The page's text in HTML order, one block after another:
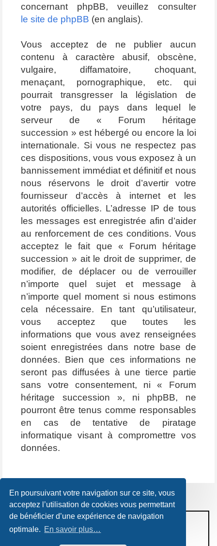
En poursuivant votre navigation sur ce site, vous
acceptez l’utilisation de cookies vous permettant
de bénéficier d’une expérience de navigation
optimale. En savoir plus…
concernant phpBB, veuillez consulter
le site de phpBB (en anglais).
Vous acceptez de ne publier aucun
contenu à caractère abusif, obscène,
vulgaire, diffamatoire, choquant,
menaçant, pornographique, etc. qui
pourrait transgresser la législation de
votre pays, du pays dans lequel le
serveur de « Forum héritage
succession » est hébergé ou encore la loi
internationale. Si vous ne respectez pas
ces dispositions, vous vous exposez à un
bannissement immédiat et définitif et nous
nous réservons le droit d’avertir votre
fournisseur d’accès à internet et les
autorités officielles. L’adresse IP de tous
les messages est enregistrée afin d’aider
au renforcement de ces conditions. Vous
acceptez le fait que « Forum héritage
succession » ait le droit de supprimer, de
modifier, de déplacer ou de verrouiller
n’importe quel sujet et message à
n’importe quel moment si nous estimons
cela nécessaire. En tant qu’utilisateur,
vous acceptez que toutes les
informations que vous avez renseignées
soient enregistrées dans notre base de
données. Bien que ces informations ne
seront pas diffusées à une tierce partie
sans votre consentement, ni « Forum
héritage succession », ni phpBB, ne
pourront être tenus comme responsables
en cas de tentative de piratage
informatique visant à compromettre vos
données.
CONDITIONS D’UTILISATION
POLITIQUE DE VIE PRIVÉE